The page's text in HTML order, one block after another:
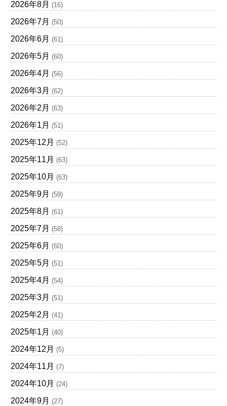
2026年8月 (16)
2026年7月 (50)
2026年6月 (61)
2026年5月 (60)
2026年4月 (56)
2026年3月 (62)
2026年2月 (63)
2026年1月 (51)
2025年12月 (52)
2025年11月 (63)
2025年10月 (63)
2025年9月 (59)
2025年8月 (61)
2025年7月 (58)
2025年6月 (60)
2025年5月 (51)
2025年4月 (54)
2025年3月 (51)
2025年2月 (41)
2025年1月 (40)
2024年12月 (5)
2024年11月 (7)
2024年10月 (24)
2024年9月 (27)